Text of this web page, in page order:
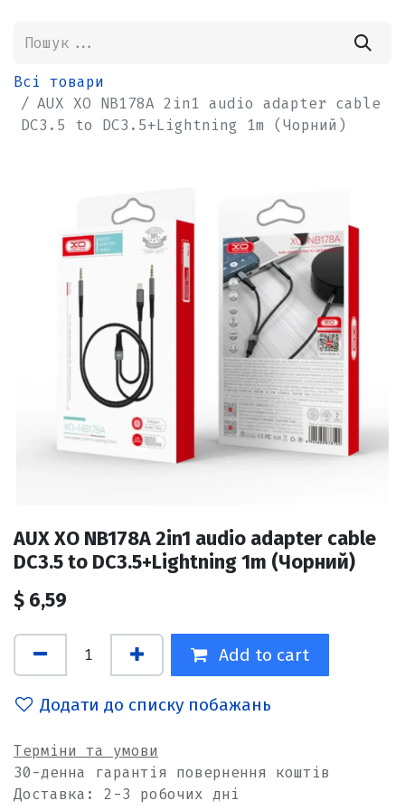
Всі товари
AUX XO NB178A 2in1 audio adapter cable
DC3.5 to DC3.5+Lightning 1m (Чорний)
AUX XO NB178A 2in1 audio adapter cable
DC3.5 to DC3.5+Lightning 1m (Чорний)
$ 6,59
Add to cart
Додати до списку побажань
Терміни та умови
30-денна гарантія повернення коштів
Доставка: 2-3 робочих дні